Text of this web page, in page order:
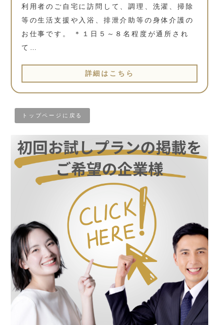
利用者のご自宅に訪問して、調理、洗濯、掃除
等の生活支援や入浴、排泄介助等の身体介護の
お仕事です。 ＊１日５～８名程度が通所され
て…
詳細はこちら
トップページに戻る